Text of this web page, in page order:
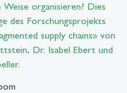
organisieren? Dies
des Forschungsprojekts
supply chains» von
Dr. Isabel Ebert und